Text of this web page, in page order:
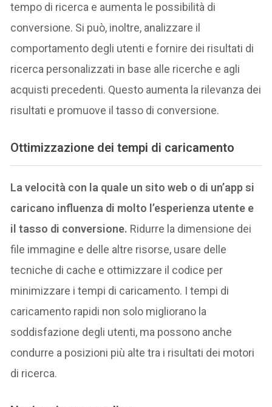
tempo di ricerca e aumenta le possibilità di
conversione. Si può, inoltre, analizzare il
comportamento degli utenti e fornire dei risultati di
ricerca personalizzati in base alle ricerche e agli
acquisti precedenti. Questo aumenta la rilevanza dei
risultati e promuove il tasso di conversione.
Ottimizzazione dei tempi di caricamento
La velocità con la quale un sito web o di un’app si
caricano influenza di molto l’esperienza utente e
il tasso di conversione. Ridurre la dimensione dei
file immagine e delle altre risorse, usare delle
tecniche di cache e ottimizzare il codice per
minimizzare i tempi di caricamento. I tempi di
caricamento rapidi non solo migliorano la
soddisfazione degli utenti, ma possono anche
condurre a posizioni più alte tra i risultati dei motori
di ricerca.